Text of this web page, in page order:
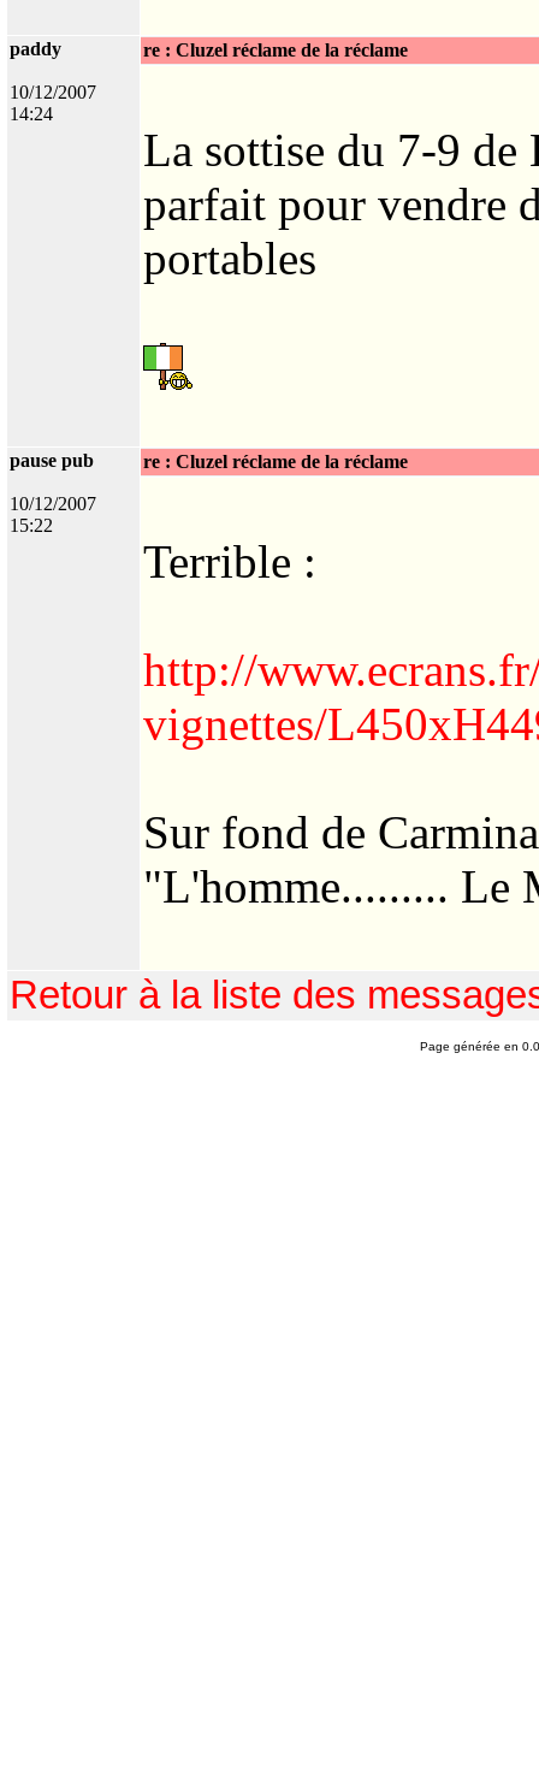
paddy
10/12/2007
14:24
re : Cluzel réclame de la réclame
La sottise du 7-9 de
parfait pour vendre
portables
pause pub
10/12/2007
15:22
re : Cluzel réclame de la réclame
Terrible :
http://
vignettes/
Sur fond de
"L'homme......... Le
Retour à la liste des
Page générée en